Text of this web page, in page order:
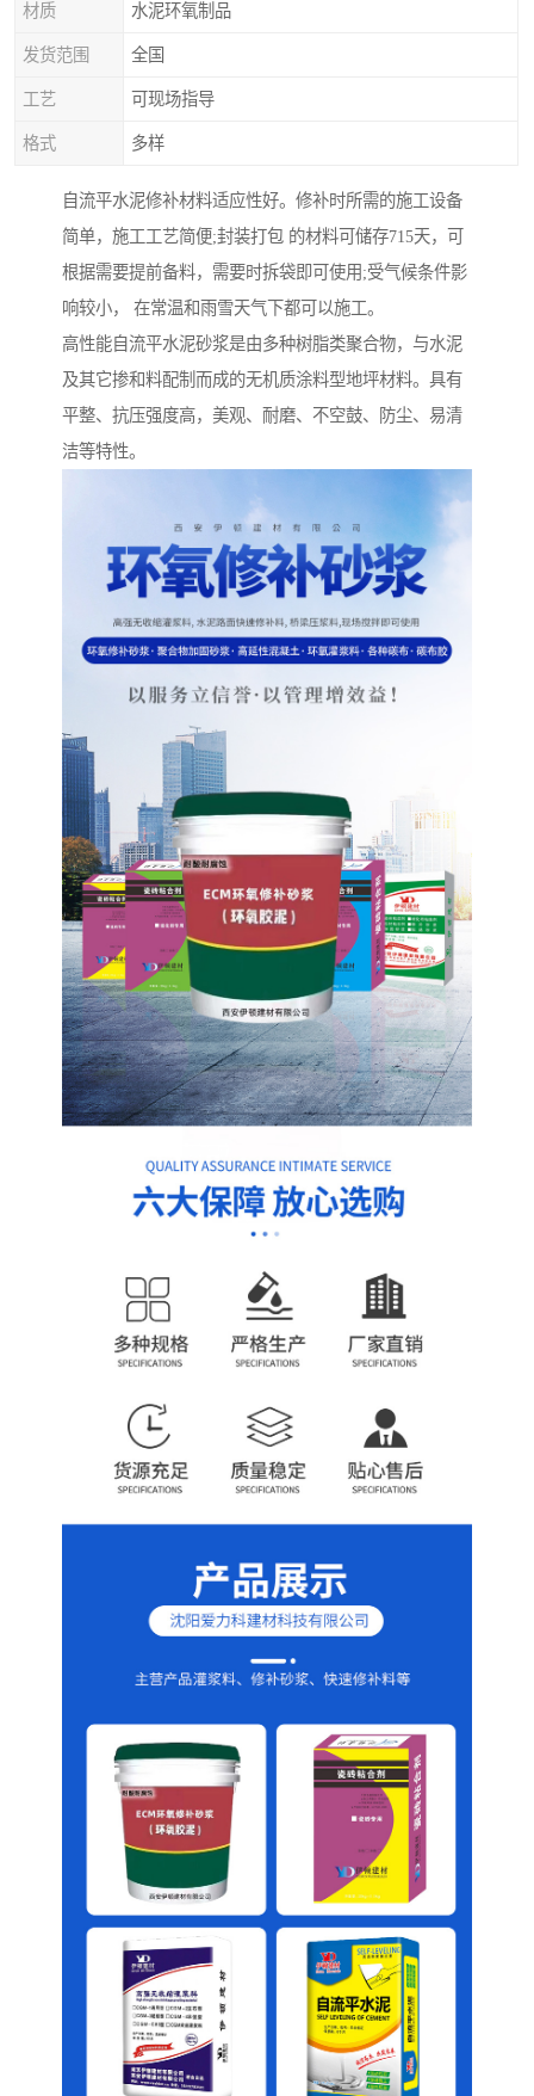
材质 水泥环氧制品
发货范围 全国
工艺 可现场指导
格式 多样
自流平水泥修补材料适应性好。修补时所需的施工设备
简单，施工工艺简便;封装打包 的材料可储存715天，可
根据需要提前备料，需要时拆袋即可使用;受气候条件影
响较小， 在常温和雨雪天气下都可以施工。
高性能自流平水泥砂浆是由多种树脂类聚合物，与水泥
及其它掺和料配制而成的无机质涂料型地坪材料。具有
平整、抗压强度高，美观、耐磨、不空鼓、防尘、易清
洁等特性。